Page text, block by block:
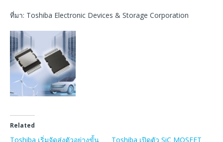
ที่มา: Toshiba Electronic Devices & Storage Corporation
Related
Toshiba เริ่มจัดส่งตัวอย่างขั้น
Toshiba เปิดตัว SiC MOSFET